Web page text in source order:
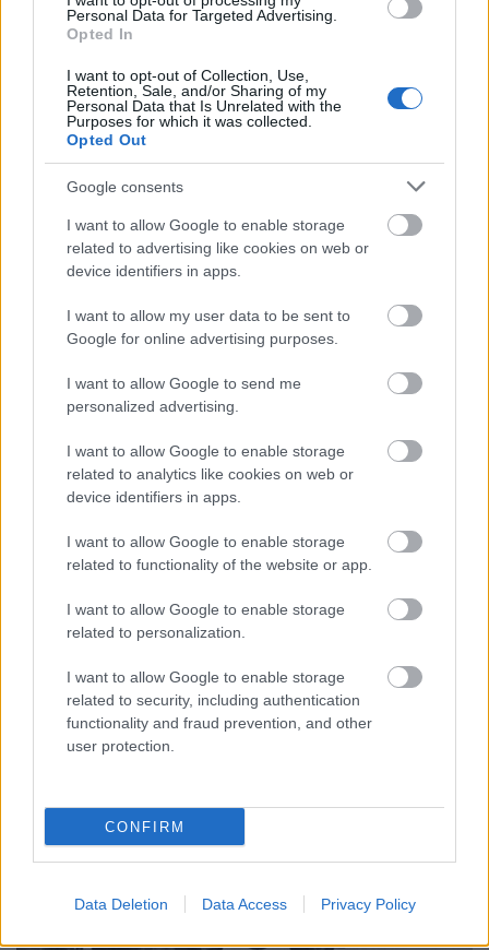
Personal Data for Targeted Advertising.
Opted In
I want to opt-out of Collection, Use,
Retention, Sale, and/or Sharing of my
Personal Data that Is Unrelated with the
Purposes for which it was collected.
Opted Out
Google consents
I want to allow Google to enable storage
related to advertising like cookies on web or
device identifiers in apps.
I want to allow my user data to be sent to
Google for online advertising purposes.
I want to allow Google to send me
personalized advertising.
I want to allow Google to enable storage
related to analytics like cookies on web or
device identifiers in apps.
I want to allow Google to enable storage
related to functionality of the website or app.
I want to allow Google to enable storage
related to personalization.
I want to allow Google to enable storage
related to security, including authentication
functionality and fraud prevention, and other
user protection.
CONFIRM
Data Deletion Data Access Privacy Policy
Különlegesek - Az olasz ejtőernyős
2008. július 18.
Ahogyan azt olvasóink tapasztalhatták, az utóbbi
hetekben meglehetősen elhanyagoltuk kedvenc
különlegeseinket. Nem magyarázkodunk; tudjuk,
emelt fővel fogadjuk. Jelen posztunkban
megpróbálunk köszörülni egy kicsit a csorbán,